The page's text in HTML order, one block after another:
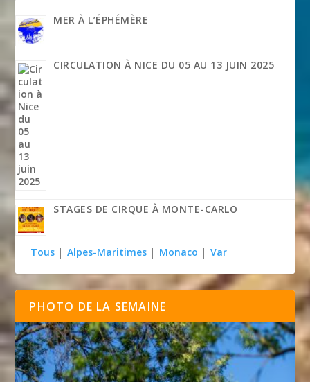
MER À L’ÉPHÉMÈRE
CIRCULATION À NICE DU 05 AU 13 JUIN 2025
STAGES DE CIRQUE À MONTE-CARLO
Tous | Alpes-Maritimes | Monaco | Var
PHOTO DE LA SEMAINE